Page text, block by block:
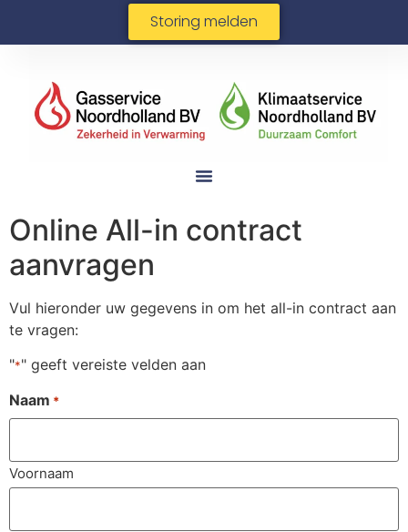
Storing melden
Online All-in contract
aanvragen
Vul hieronder uw gegevens in om het all-in contract aan
te vragen:
"*" geeft vereiste velden aan
Naam *
Voornaam